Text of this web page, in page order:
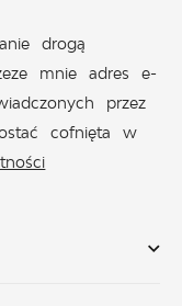
drogą
mnie adres e-
przez
cofnięta w